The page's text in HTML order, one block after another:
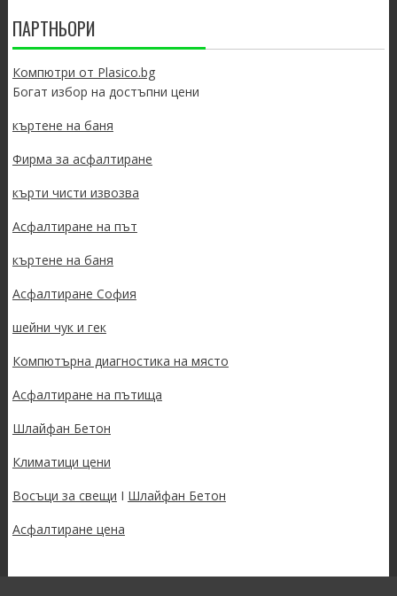
ПАРТНЬОРИ
Компютри от Plasico.bg
Богат избор на достъпни цени
къртене на баня
Фирма за асфалтиране
кърти чисти извозва
Асфалтиране на път
къртене на баня
Асфалтиране София
шейни чук и гек
Компютърна диагностика на място
Асфалтиране на пътища
Шлайфан Бетон
Климатици цени
Восъци за свещи I Шлайфан Бетон
Асфалтиране цена